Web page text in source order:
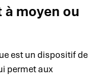
moyen ou
est un dispositif de
permet aux